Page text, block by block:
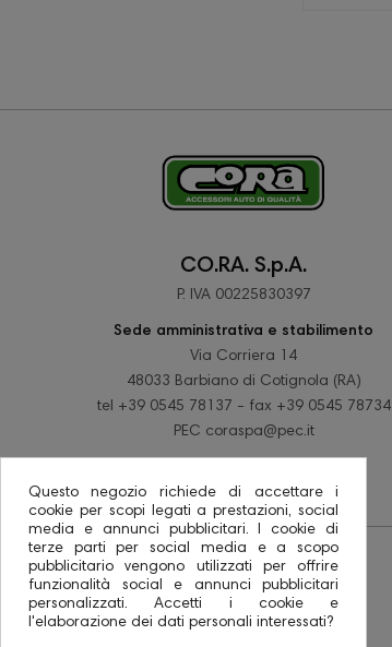
CO.RA. S.p.A.
P. IVA 00225830397
Sede amministrativa e stabilimento
Via Corriera 14
48033 Barbiano di Cotignola (RA)
tel +39 0545 78137 - fax +39 0545 78734
PEC coraspa@pec.it
Questo negozio richiede di accettare i
cookie per scopi legati a prestazioni, social
media e annunci pubblicitari. I cookie di
terze parti per social media e a scopo
pubblicitario vengono utilizzati per offrire
funzionalità social e annunci pubblicitari
personalizzati. Accetti i cookie e
l'elaborazione dei dati personali interessati?